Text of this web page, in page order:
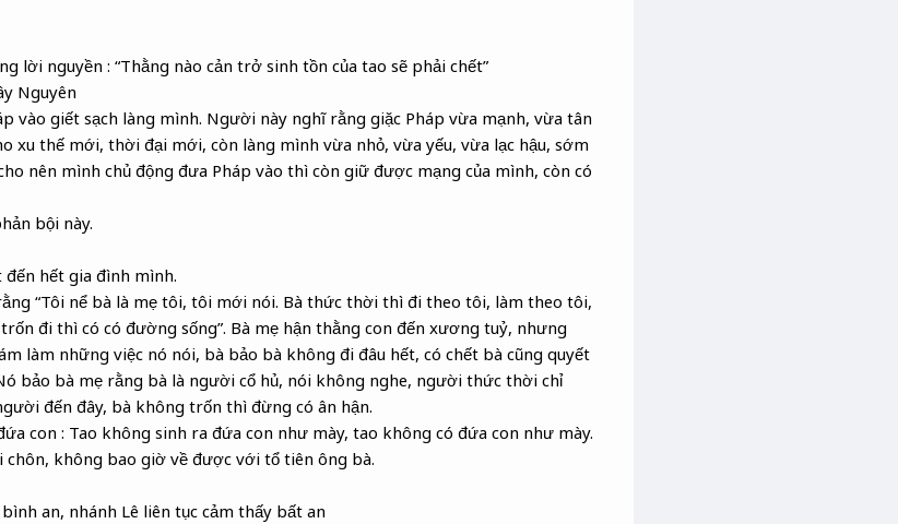
lời nguyền : “Thằng nào cản trở sinh tồn của tao sẽ phải chết”
Nguyên
vào giết sạch làng mình. Người này nghĩ rằng giặc Pháp vừa mạnh, vừa tân
xu thế mới, thời đại mới, còn làng mình vừa nhỏ, vừa yếu, vừa lạc hậu, sớm
nên mình chủ động đưa Pháp vào thì còn giữ được mạng của mình, còn có
bội này.
đến hết gia đình mình.
“Tôi nể bà là mẹ tôi, tôi mới nói. Bà thức thời thì đi theo tôi, làm theo tôi,
đi thì có có đường sống”. Bà mẹ hận thằng con đến xương tuỷ, nhưng
làm những việc nó nói, bà bảo bà không đi đâu hết, có chết bà cũng quyết
bảo bà mẹ rằng bà là người cổ hủ, nói không nghe, người thức thời chỉ
đến đây, bà không trốn thì đừng có ân hận.
con : Tao không sinh ra đứa con như mày, tao không có đứa con như mày.
chôn, không bao giờ về được với tổ tiên ông bà.
an, nhánh Lê liên tục cảm thấy bất an